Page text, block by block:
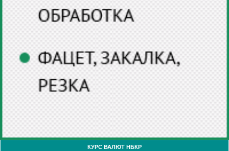
КУРС ВАЛЮТ НБКР